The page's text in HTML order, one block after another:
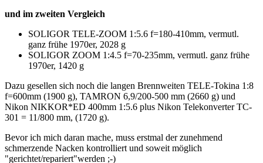
und im zweiten Vergleich
SOLIGOR TELE-ZOOM 1:5.6 f=180-410mm, vermutl.
ganz frühe 1970er, 2028 g
SOLIGOR ZOOM 1:4.5 f=70-235mm, vermutl. ganz frühe
1970er, 1420 g
Dazu gesellen sich noch die langen Brennweiten TELE-Tokina 1:8
f=600mm (1900 g), TAMRON 6,9/200-500 mm (2660 g) und
Nikon NIKKOR*ED 400mm 1:5.6 plus Nikon Telekonverter TC-
301 = 11/800 mm, (1720 g).
Bevor ich mich daran mache, muss erstmal der zunehmend
schmerzende Nacken kontrolliert und soweit möglich
"gerichtet/repariert"werden ;-)